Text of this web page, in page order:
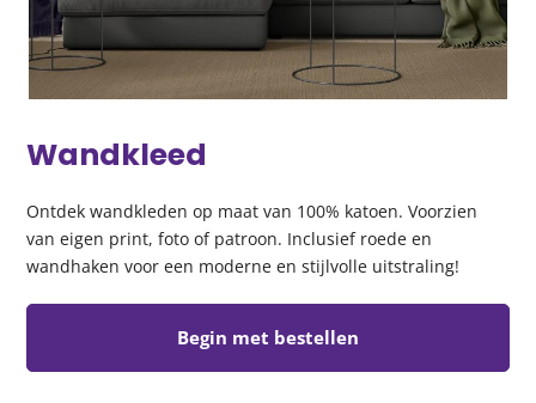
Wandkleed
Ontdek wandkleden op maat van 100% katoen. Voorzien
van eigen print, foto of patroon. Inclusief roede en
wandhaken voor een moderne en stijlvolle uitstraling!
Begin met bestellen